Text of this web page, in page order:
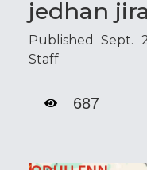
jedhan
Published Sept.
Staff
687